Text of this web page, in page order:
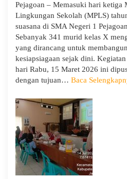
Pejagoan – Memasuki hari ketiga
Lingkungan Sekolah (MPLS)
suasana di SMA Negeri 1
Sebanyak 341 murid kelas X
yang dirancang untuk
kesiapsiagaan sejak dini.
hari Rabu, 15 Maret 2026 ini
dengan tujuan… Baca